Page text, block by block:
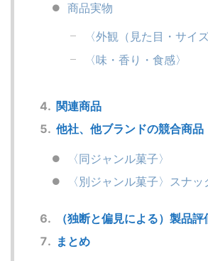
商品実物
〈外観（見た目・サイズ
〈味・香り・食感〉
関連商品
他社、他ブランドの競合商品
〈同ジャンル菓子〉
〈別ジャンル菓子〉スナ
（独断と偏見による）製品評
まとめ